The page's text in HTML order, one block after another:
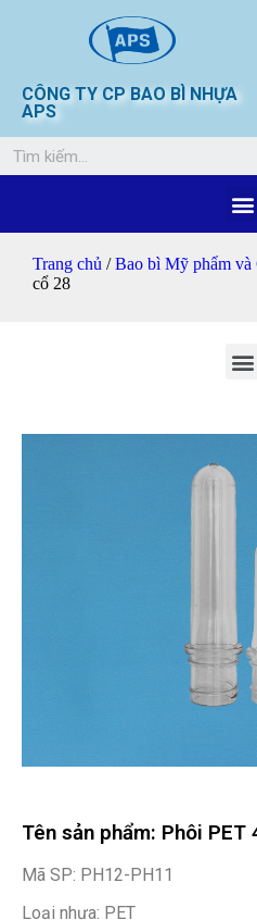
CÔNG TY CP BAO BÌ NHỰA
APS
Trang chủ /Bao bì Mỹ phẩm và
cổ 28
Tên sản phẩm: Phôi
Mã SP: PH12-PH11
Loại nhựa: PET